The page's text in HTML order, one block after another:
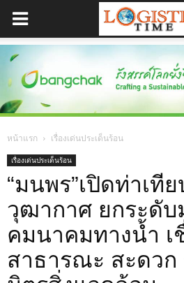
หน้าแรก เรื่องเด่นประเด็นร้อน
เรื่องเด่นประเด็นร้อน
“มนพร”เปิดท่าเทีย
วุฒากาศ ยกระดับ
คมนาคมทางน้ำ เ
สาธารณะ สะดวก